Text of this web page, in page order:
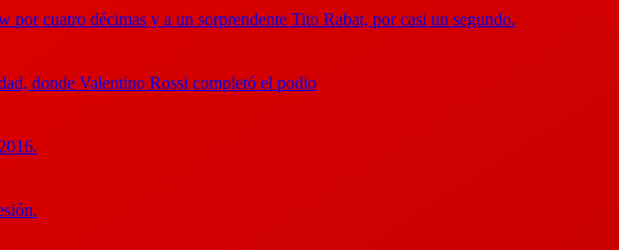
cuatro décimas y a un sorprendente Tito Rabat, por casi un segundo.
donde Valentino Rossi completó el podio